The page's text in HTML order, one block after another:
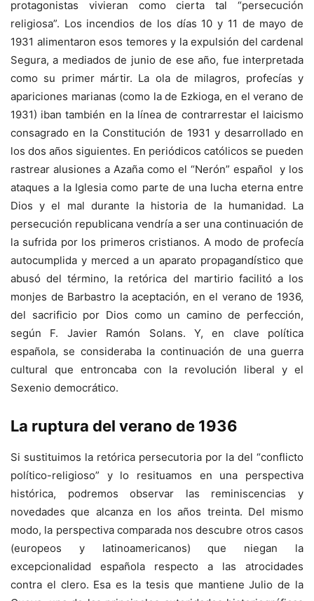
protagonistas vivieran como cierta tal “persecución
religiosa”. Los incendios de los días 10 y 11 de mayo de
1931 alimentaron esos temores y la expulsión del cardenal
Segura, a mediados de junio de ese año, fue interpretada
como su primer mártir. La ola de milagros, profecías y
apariciones marianas (como la de Ezkioga, en el verano de
1931) iban también en la línea de contrarrestar el laicismo
consagrado en la Constitución de 1931 y desarrollado en
los dos años siguientes. En periódicos católicos se pueden
rastrear alusiones a Azaña como el “Nerón” español y los
ataques a la Iglesia como parte de una lucha eterna entre
Dios y el mal durante la historia de la humanidad. La
persecución republicana vendría a ser una continuación de
la sufrida por los primeros cristianos. A modo de profecía
autocumplida y merced a un aparato propagandístico que
abusó del término, la retórica del martirio facilitó a los
monjes de Barbastro la aceptación, en el verano de 1936,
del sacrificio por Dios como un camino de perfección,
según F. Javier Ramón Solans. Y, en clave política
española, se consideraba la continuación de una guerra
cultural que entroncaba con la revolución liberal y el
Sexenio democrático.
La ruptura del verano de 1936
Si sustituimos la retórica persecutoria por la del “conflicto
político-religioso” y lo resituamos en una perspectiva
histórica, podremos observar las reminiscencias y
novedades que alcanza en los años treinta. Del mismo
modo, la perspectiva comparada nos descubre otros casos
(europeos y latinoamericanos) que niegan la
excepcionalidad española respecto a las atrocidades
contra el clero. Esa es la tesis que mantiene Julio de la